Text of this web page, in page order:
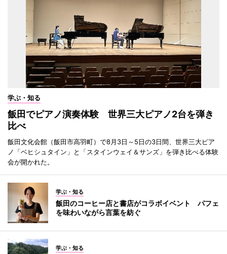
学ぶ・知る
飯田でピアノ演奏体験 世界三大ピアノ2台を弾き
比べ
飯田文化会館（飯田市高羽町）で8月3日～5日の3日間、世界三大ピア
ノ「ベヒシュタイン」と「スタインウェイ＆サンズ」を弾き比べる体験
会が開かれた。
学ぶ・知る
飯田のコーヒー店と書店がコラボイベント パフェ
を味わいながら言葉を紡ぐ
学ぶ・知る